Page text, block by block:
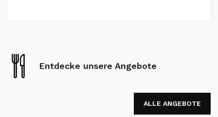
Entdecke unsere Angebote
ALLE ANGEBOTE